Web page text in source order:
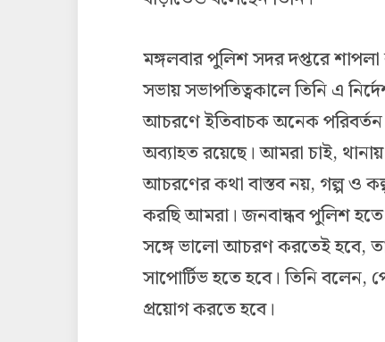
মঙ্গলবার পুলিশ সদর দপ্তরে
সভায় সভাপতিত্বকালে তিনি এ
আচরণে ইতিবাচক অনেক পরিবর্তন
অব্যাহত রয়েছে। আমরা চাই,
আচরণের কথা বাস্তব নয়, গল্প ও
করছি আমরা। জনবান্ধব পুলিশ
সঙ্গে ভালো আচরণ করতেই হবে,
সাপোর্টিভ হতে হবে। তিনি
প্রয়োগ করতে হবে।